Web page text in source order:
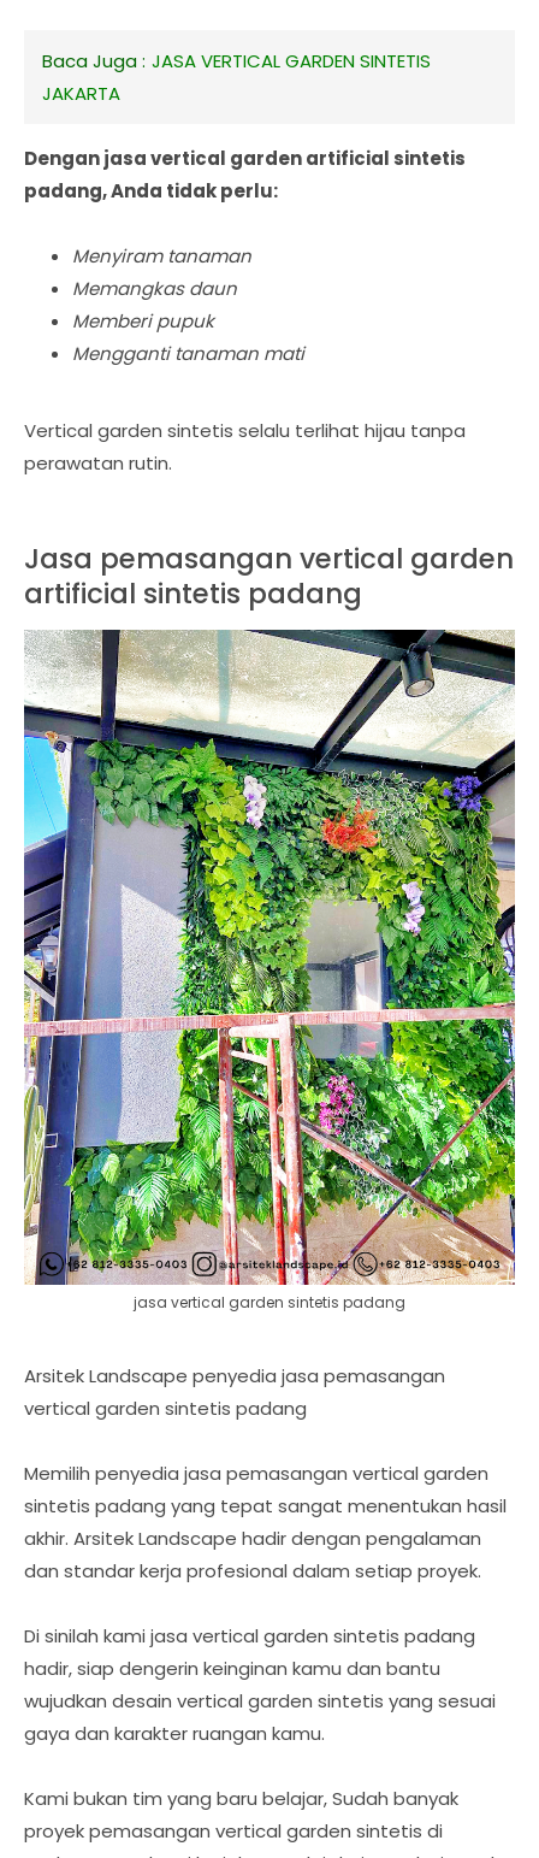
Baca Juga : JASA VERTICAL GARDEN SINTETIS
JAKARTA
Dengan jasa vertical garden artificial sintetis
padang, Anda tidak perlu:
Menyiram tanaman
Memangkas daun
Memberi pupuk
Mengganti tanaman mati
Vertical garden sintetis selalu terlihat hijau tanpa
perawatan rutin.
Jasa pemasangan vertical garden
artificial sintetis padang
jasa vertical garden sintetis padang
Arsitek Landscape penyedia jasa pemasangan
vertical garden sintetis padang
Memilih penyedia jasa pemasangan vertical garden
sintetis padang yang tepat sangat menentukan hasil
akhir. Arsitek Landscape hadir dengan pengalaman
dan standar kerja profesional dalam setiap proyek.
Di sinilah kami jasa vertical garden sintetis padang
hadir, siap dengerin keinginan kamu dan bantu
wujudkan desain vertical garden sintetis yang sesuai
gaya dan karakter ruangan kamu.
Kami bukan tim yang baru belajar, Sudah banyak
proyek pemasangan vertical garden sintetis di